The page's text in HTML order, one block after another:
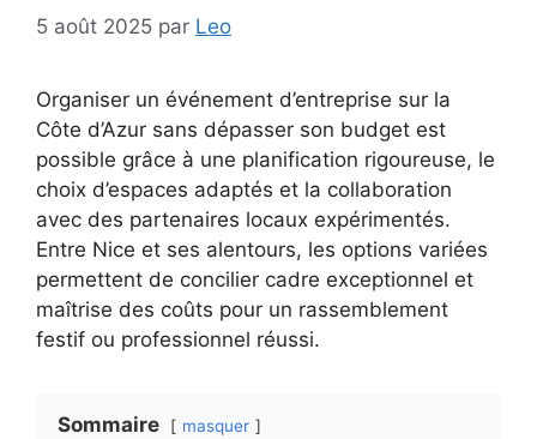
5 août 2025 par Leo
Organiser un événement d’entreprise sur la
Côte d’Azur sans dépasser son budget est
possible grâce à une planification rigoureuse, le
choix d’espaces adaptés et la collaboration
avec des partenaires locaux expérimentés.
Entre Nice et ses alentours, les options variées
permettent de concilier cadre exceptionnel et
maîtrise des coûts pour un rassemblement
festif ou professionnel réussi.
Sommaire masquer